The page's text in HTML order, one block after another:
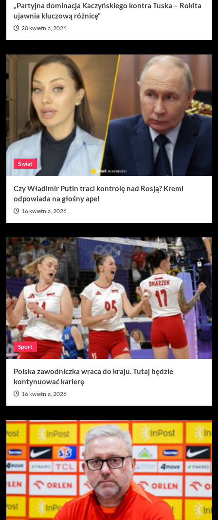
„Partyjna dominacja Kaczyńskiego kontra Tuska – Rokita
ujawnia kluczową różnicę”
20 kwietnia, 2026
Świat
Czy Władimir Putin traci kontrolę nad Rosją? Kreml
odpowiada na głośny apel
16 kwietnia, 2026
Sport
Polska zawodniczka wraca do kraju. Tutaj będzie
kontynuować karierę
16 kwietnia, 2026